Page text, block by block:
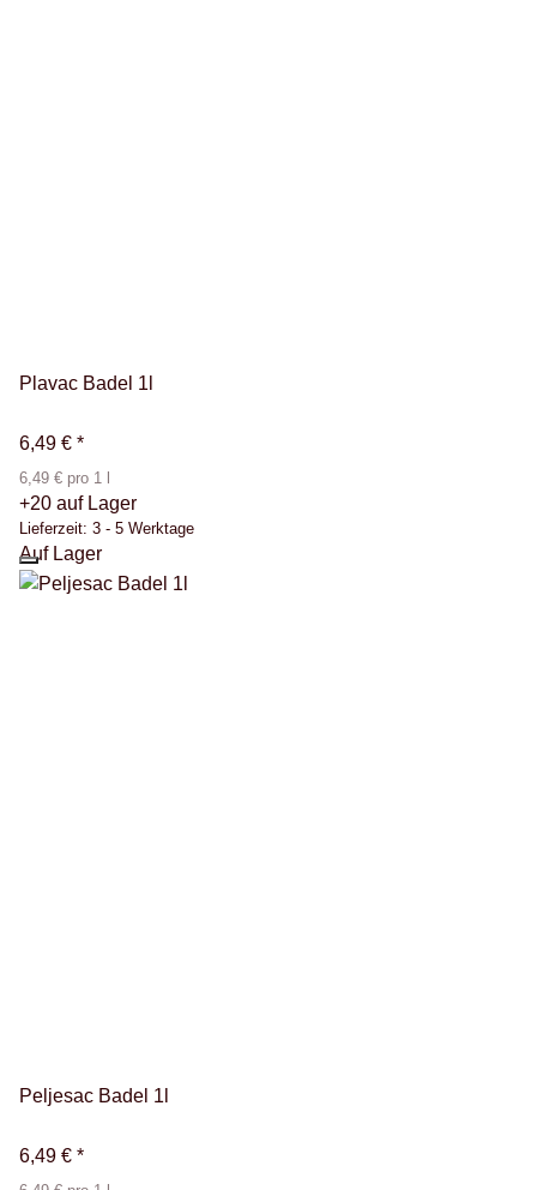
Plavac Badel 1l
6,49 € *
6,49 € pro 1 l
+20 auf Lager
Lieferzeit: 3 - 5 Werktage
Auf Lager
Peljesac Badel 1l
6,49 € *